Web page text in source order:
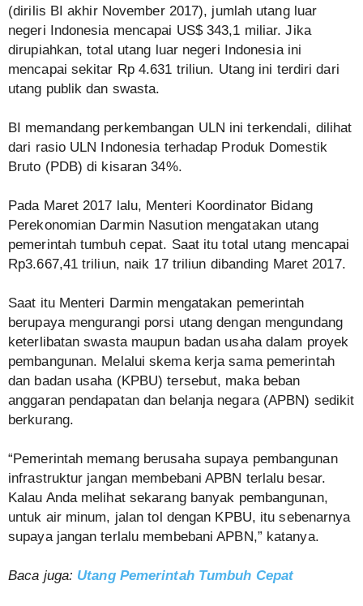
(dirilis BI akhir November 2017), jumlah utang luar
negeri Indonesia mencapai US$ 343,1 miliar. Jika
dirupiahkan, total utang luar negeri Indonesia ini
mencapai sekitar Rp 4.631 triliun. Utang ini terdiri dari
utang publik dan swasta.
BI memandang perkembangan ULN ini terkendali, dilihat
dari rasio ULN Indonesia terhadap Produk Domestik
Bruto (PDB) di kisaran 34%.
Pada Maret 2017 lalu, Menteri Koordinator Bidang
Perekonomian Darmin Nasution mengatakan utang
pemerintah tumbuh cepat. Saat itu total utang mencapai
Rp3.667,41 triliun, naik 17 triliun dibanding Maret 2017.
Saat itu Menteri Darmin mengatakan pemerintah
berupaya mengurangi porsi utang dengan mengundang
keterlibatan swasta maupun badan usaha dalam proyek
pembangunan. Melalui skema kerja sama pemerintah
dan badan usaha (KPBU) tersebut, maka beban
anggaran pendapatan dan belanja negara (APBN) sedikit
berkurang.
“Pemerintah memang berusaha supaya pembangunan
infrastruktur jangan membebani APBN terlalu besar.
Kalau Anda melihat sekarang banyak pembangunan,
untuk air minum, jalan tol dengan KPBU, itu sebenarnya
supaya jangan terlalu membebani APBN,” katanya.
Baca juga: Utang Pemerintah Tumbuh Cepat